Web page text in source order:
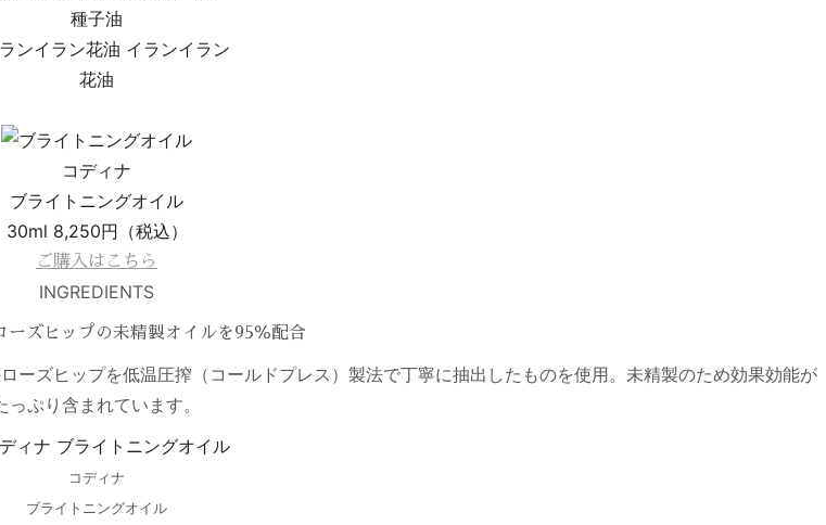
種子油
イランイラン
花油
コディナ
ブライトニングオイル
30ml 8,250円（税込）
ご購入はこちら
INGREDIENTS
ーズヒップの未精製オイルを95％配合
ズヒップを低温圧搾（コールドプレス）製法で丁寧に抽出したものを使用。未精製のため効果効能が
っぷり含まれています。
コディナ
ブライトニングオイル